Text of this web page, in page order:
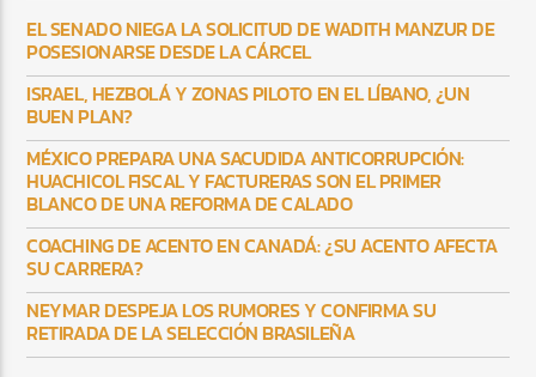
EL SENADO NIEGA LA SOLICITUD DE WADITH MANZUR DE
POSESIONARSE DESDE LA CÁRCEL
ISRAEL, HEZBOLÁ Y ZONAS PILOTO EN EL LÍBANO, ¿UN
BUEN PLAN?
MÉXICO PREPARA UNA SACUDIDA ANTICORRUPCIÓN:
HUACHICOL FISCAL Y FACTURERAS SON EL PRIMER
BLANCO DE UNA REFORMA DE CALADO
COACHING DE ACENTO EN CANADÁ: ¿SU ACENTO AFECTA
SU CARRERA?
NEYMAR DESPEJA LOS RUMORES Y CONFIRMA SU
RETIRADA DE LA SELECCIÓN BRASILEÑA